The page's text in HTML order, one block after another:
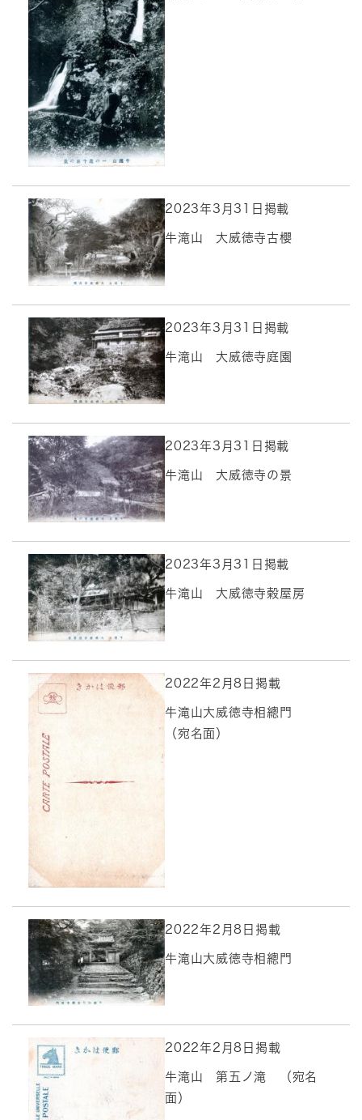
2023年3月31日掲載
牛滝山 大威徳寺古櫻
2023年3月31日掲載
牛滝山 大威徳寺庭園
2023年3月31日掲載
牛滝山 大威徳寺の景
2023年3月31日掲載
牛滝山 大威徳寺穀屋房
2022年2月8日掲載
牛滝山大威徳寺相總門
（宛名面）
2022年2月8日掲載
牛滝山大威徳寺相總門
2022年2月8日掲載
牛滝山 第五ノ滝 （宛名
面）